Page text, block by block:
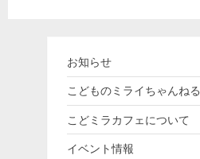
お知らせ
こどものミライちゃんねる
こどミラカフェについて
イベント情報